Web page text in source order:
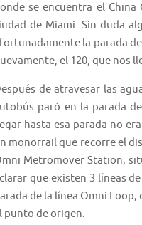
se encuentra el
de Miami. Sin duda
la parada
el 120, que nos
de atravesar las
paró en la parada
hasta esa parada no
monorrail que recorre el
Metromover Station,
que existen 3 líneas
de la línea Omni
punto de origen.